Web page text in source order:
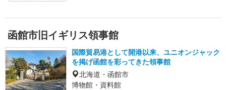
函館市旧イギリス領事館
国際貿易港として開港以来、ユニオンジャック
を掲げ函館を彩ってきた領事館
北海道・函館市
博物館・資料館